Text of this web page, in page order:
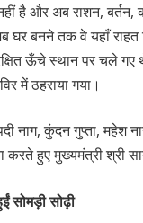
है और अब राशन,
घर बनने तक वे यहाँ
ऊँचे स्थान पर चले गए
में ठहराया गया।
नाग, कुंदन गुप्ता, महेश
करते हुए मुख्यमंत्री श्री
सोमड़ी सोढ़ी